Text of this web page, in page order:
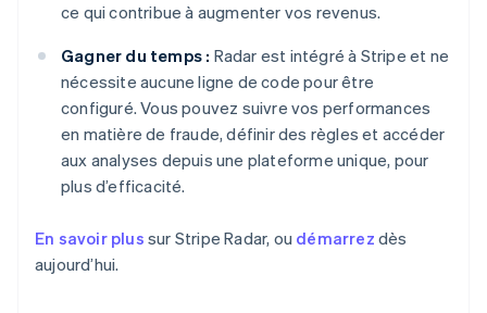
ce qui contribue à augmenter vos revenus.
Gagner du temps : Radar est intégré à Stripe et ne
nécessite aucune ligne de code pour être
configuré. Vous pouvez suivre vos performances
en matière de fraude, définir des règles et accéder
aux analyses depuis une plateforme unique, pour
plus d’efficacité.
En savoir plus sur Stripe Radar, ou démarrez dès
aujourd’hui.